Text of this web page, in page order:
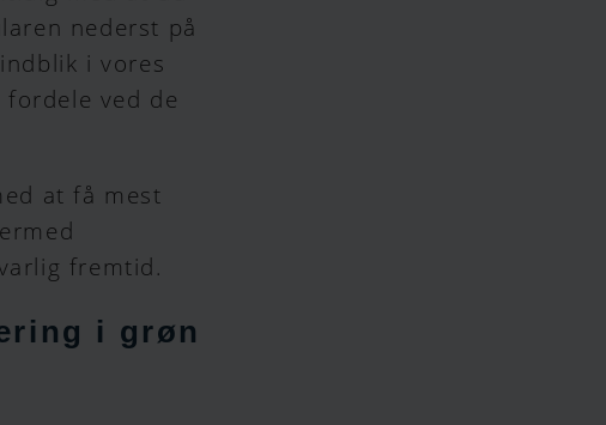
nederst på
i vores
ved de
at få mest
fremtid.
i grøn